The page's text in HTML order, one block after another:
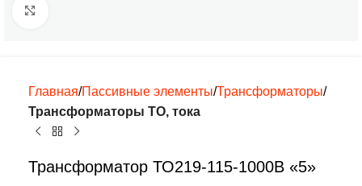
Главная Пассивные элементы Трансформаторы
Трансформаторы ТО, тока
Трансформатор ТО219-115-1000В «5»